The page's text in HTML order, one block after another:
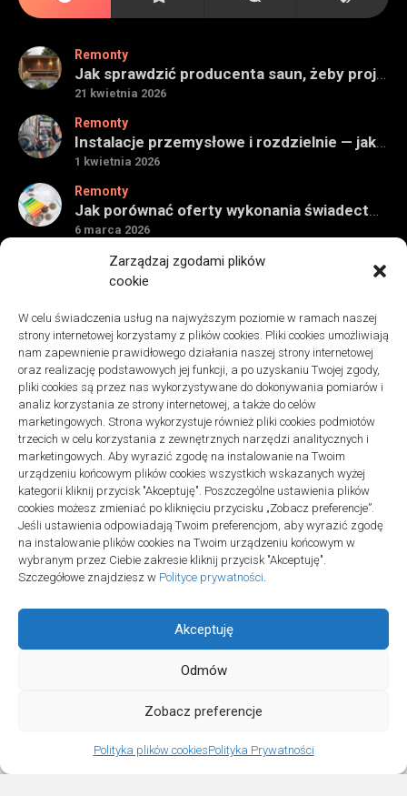
Zarządzaj zgodami plików
cookie
W celu świadczenia usług na najwyższym poziomie w ramach naszej
strony internetowej korzystamy z plików cookies. Pliki cookies umożliwiają
nam zapewnienie prawidłowego działania naszej strony internetowej
oraz realizację podstawowych jej funkcji, a po uzyskaniu Twojej zgody,
pliki cookies są przez nas wykorzystywane do dokonywania pomiarów i
analiz korzystania ze strony internetowej, a także do celów
marketingowych. Strona wykorzystuje również pliki cookies podmiotów
trzecich w celu korzystania z zewnętrznych narzędzi analitycznych i
marketingowych. Aby wyrazić zgodę na instalowanie na Twoim
urządzeniu końcowym plików cookies wszystkich wskazanych wyżej
kategorii kliknij przycisk "Akceptuję". Poszczególne ustawienia plików
cookies możesz zmieniać po kliknięciu przycisku „Zobacz preferencje”.
Jeśli ustawienia odpowiadają Twoim preferencjom, aby wyrazić zgodę
na instalowanie plików cookies na Twoim urządzeniu końcowym w
wybranym przez Ciebie zakresie kliknij przycisk "Akceptuję".
Szczegółowe znajdziesz w Polityce prywatności.
Akceptuję
Odmów
Zobacz preferencje
Polityka plików cookiesPolityka Prywatności
Remonty
Jak sprawdzić producenta saun, żeby projekt miał sens na lata
21 kwietnia 2026
Remonty
Instalacje przemysłowe i rozdzielnie — jak ocenić wykonawcę do obiektu technicznego
1 kwietnia 2026
Remonty
Jak porównać oferty wykonania świadectwa energetycznego bez wpadek
6 marca 2026
Remonty
Znaczenie detali montażowych w codziennej pracy technicznej
Remonty
Podłogi winylowe – jakie mają zalety w porównaniu z drewnianymi
2 listopada 2025
Polityka plików cookies (EU)|Polityka prywatności